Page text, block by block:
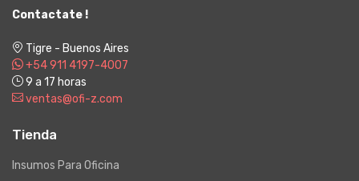
Contactate !
Tigre - Buenos Aires
+54 911 4197-4007
9 a 17 horas
ventas@ofi-z.com
Tienda
Insumos Para Oficina